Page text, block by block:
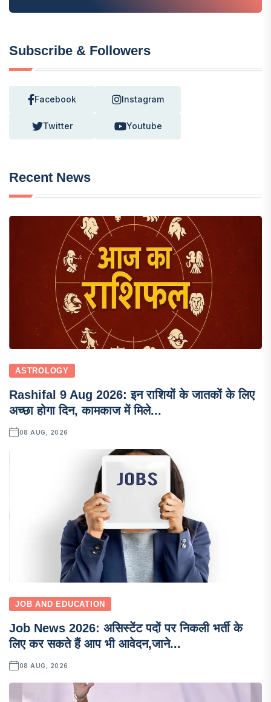
Subscribe & Followers
Facebook Instagram
Twitter Youtube
Recent News
ASTROLOGY
Rashifal 9 Aug 2026: इन राशियों के जातकों के लिए
अच्छा होगा दिन, कामकाज में मिले...
08 AUG, 2026
JOB AND EDUCATION
Job News 2026: असिस्टेंट पदों पर निकली भर्ती के
लिए कर सकते हैं आप भी आवेदन,जाने...
08 AUG, 2026